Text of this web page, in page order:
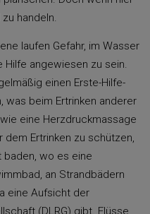
handeln.
laufen Gefahr, im Wasser
Hilfe angewiesen zu sein.
einen Erste-Hilfe-
was beim Ertrinken anderer
eine Herzdruckmassage
Ertrinken zu schützen,
baden, wo es eine
an Strandbädern
eine Aufsicht der
(DLRG) gibt. Flüsse